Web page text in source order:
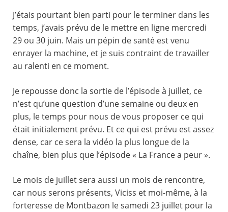
J’étais pourtant bien parti pour le terminer dans les
temps, j’avais prévu de le mettre en ligne mercredi
29 ou 30 juin. Mais un pépin de santé est venu
enrayer la machine, et je suis contraint de travailler
au ralenti en ce moment.
Je repousse donc la sortie de l’épisode à juillet, ce
n’est qu’une question d’une semaine ou deux en
plus, le temps pour nous de vous proposer ce qui
était initialement prévu. Et ce qui est prévu est assez
dense, car ce sera la vidéo la plus longue de la
chaîne, bien plus que l’épisode « La France a peur ».
Le mois de juillet sera aussi un mois de rencontre,
car nous serons présents, Viciss et moi-même, à la
forteresse de Montbazon le samedi 23 juillet pour la